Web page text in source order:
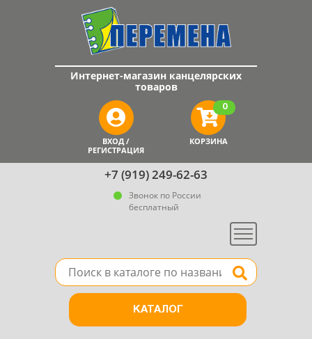
+7 (919) 249-62-63
Звонок по России
бесплатный
Меню
Интернет-магазин канцелярских
товаров
ВХОД /
РЕГИСТРАЦИЯ
КОРЗИНА
0
Поле для поиска товара в каталоге Найти
КАТАЛОГ